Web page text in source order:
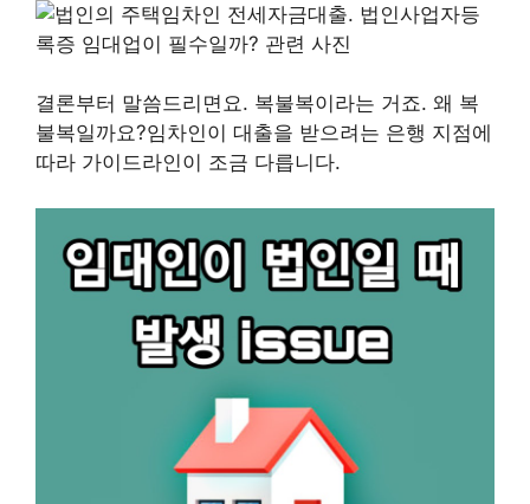
결론부터 말씀드리면요. 복불복이라는 거죠. 왜 복
불복일까요?임차인이 대출을 받으려는 은행 지점에
따라 가이드라인이 조금 다릅니다.